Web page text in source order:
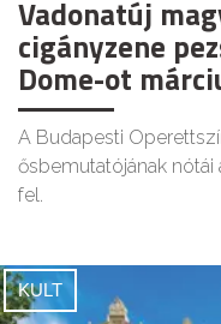
Vadonatúj
cigányzene
Dome-ot
A Budapesti
ősbemutatójának
fel.
KULT